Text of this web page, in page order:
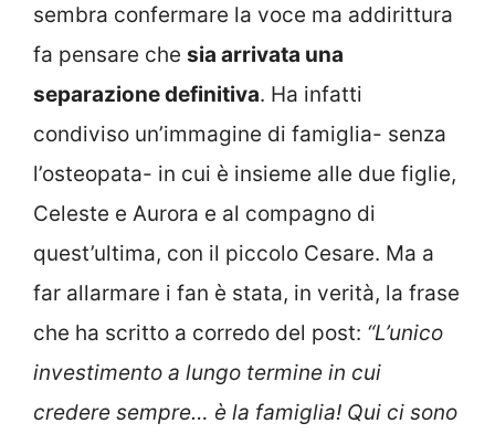
sembra confermare la voce ma addirittura
fa pensare che sia arrivata una
separazione definitiva. Ha infatti
condiviso un’immagine di famiglia- senza
l’osteopata- in cui è insieme alle due figlie,
Celeste e Aurora e al compagno di
quest’ultima, con il piccolo Cesare. Ma a
far allarmare i fan è stata, in verità, la frase
che ha scritto a corredo del post: “L’unico
investimento a lungo termine in cui
credere sempre… è la famiglia! Qui ci sono